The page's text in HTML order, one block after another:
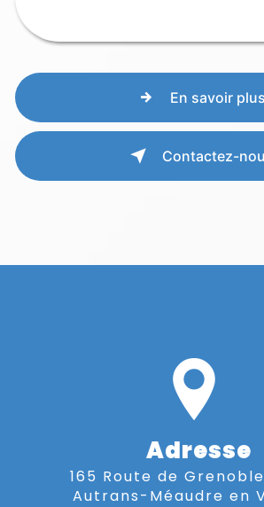
En savoir plus
Contactez-
Adresse
165 Route de Grenoble, 38880
Autrans-Méaudre en